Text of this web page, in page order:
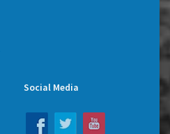
Social Media